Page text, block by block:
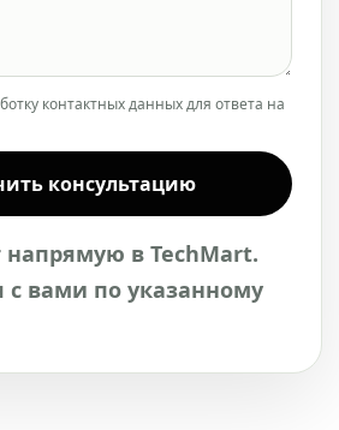
контактных данных для ответа на
консультацию
напрямую в TechMart.
вами по указанному